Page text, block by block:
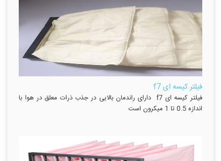
فیلتر کیسه ای f7
فیلتر کیسه ای f7 دارای راندمان بالایی در جذب ذرات معلق در هوا با
اندازه 0.5 تا 1 میکرون است